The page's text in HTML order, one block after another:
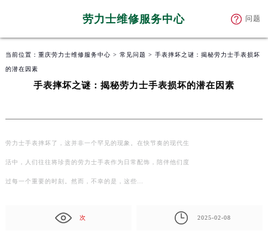
劳力士维修服务中心 问题
当前位置： 重庆劳力士维修服务中心 > 常见问题 > 手表摔坏之谜：揭秘劳力士手表损坏
的潜在因素
手表摔坏之谜：揭秘劳力士手表损坏的潜在因素
劳力士手表摔坏了，这并非一个罕见的现象。在快节奏的现代生
活中，人们往往将珍贵的劳力士手表作为日常配饰，陪伴他们度
过每一个重要的时刻。然而，不幸的是，这些…
次 2025-02-08